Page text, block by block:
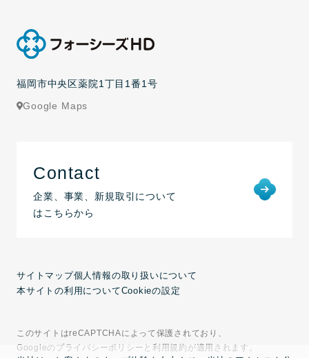
サイトマップ個人情報の取り扱いについて
本サイトの利用についてCookieの設定
福岡市中央区薬院1丁目1番1号
Google Maps
Contact
企業、事業、新規取引について
はこちらから
このサイトはreCAPTCHAによって保護されており、
Googleのプライバシーポリシーと利用規約が適用されます。